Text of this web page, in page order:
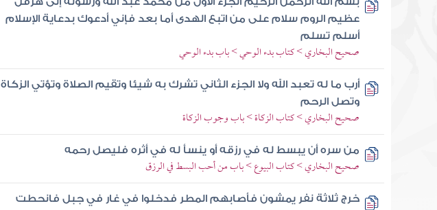
عظيم الروم سلام على من اتبع الهدى أما بعد فإني أدعوك بدعاية الإسلام
أسلم تسلم
صحيح البخاري > كتاب بدء الوحي > باب بدء الوحي
أرب ما له تعبد الله ولا الجزء الثاني تشرك به شيئا وتقيم الصلاة وتؤتي الزكاة
وتصل الرحم
صحيح البخاري > كتاب الزكاة > باب وجوب الزكاة
من سره أن يبسط له في رزقه أو ينسأ له في أثره فليصل رحمه
صحيح البخاري > كتاب البيوع > باب من أحب البسط في الرزق
خرج ثلاثة نفر يمشون فأصابهم المطر فدخلوا في غار في جبل فانحطت